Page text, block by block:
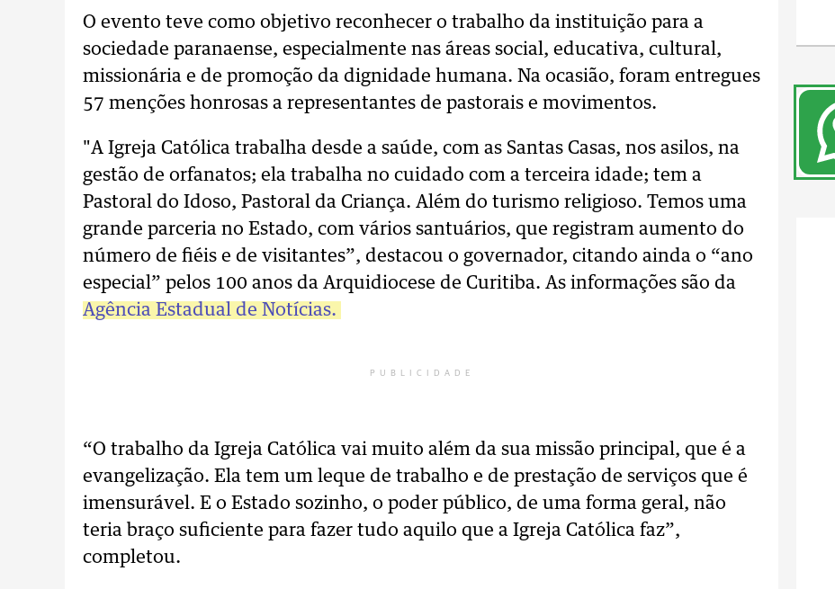
O evento teve como objetivo reconhecer o trabalho da instituição para a
sociedade paranaense, especialmente nas áreas social, educativa, cultural,
missionária e de promoção da dignidade humana. Na ocasião, foram entregues
57 menções honrosas a representantes de pastorais e movimentos.
"A Igreja Católica trabalha desde a saúde, com as Santas Casas, nos asilos, na
gestão de orfanatos; ela trabalha no cuidado com a terceira idade; tem a
Pastoral do Idoso, Pastoral da Criança. Além do turismo religioso. Temos uma
grande parceria no Estado, com vários santuários, que registram aumento do
número de fiéis e de visitantes”, destacou o governador, citando ainda o “ano
especial” pelos 100 anos da Arquidiocese de Curitiba. As informações são da
Agência Estadual de Notícias.
PUBLICIDADE
“O trabalho da Igreja Católica vai muito além da sua missão principal, que é a
evangelização. Ela tem um leque de trabalho e de prestação de serviços que é
imensurável. E o Estado sozinho, o poder público, de uma forma geral, não
teria braço suficiente para fazer tudo aquilo que a Igreja Católica faz”,
completou.